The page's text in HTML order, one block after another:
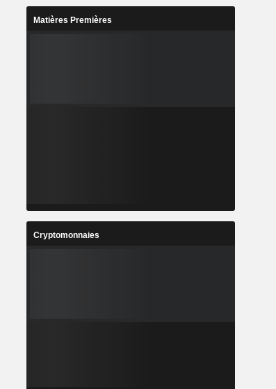
Matières Premières
Cryptomonnaies